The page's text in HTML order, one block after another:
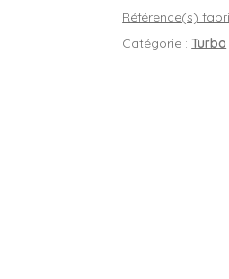
Référence(s)
Catégorie :Turbo